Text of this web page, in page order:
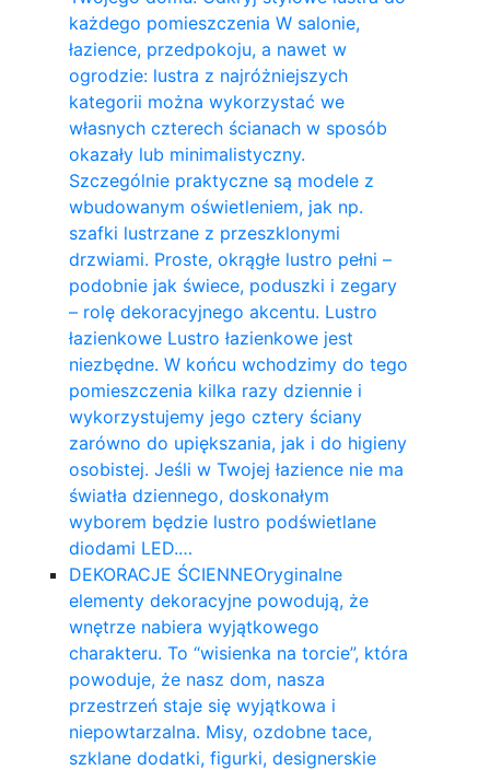
każdego pomieszczenia W salonie,
łazience, przedpokoju, a nawet w
ogrodzie: lustra z najróżniejszych
kategorii można wykorzystać we
własnych czterech ścianach w sposób
okazały lub minimalistyczny.
Szczególnie praktyczne są modele z
wbudowanym oświetleniem, jak np.
szafki lustrzane z przeszklonymi
drzwiami. Proste, okrągłe lustro pełni –
podobnie jak świece, poduszki i zegary
– rolę dekoracyjnego akcentu. Lustro
łazienkowe Lustro łazienkowe jest
niezbędne. W końcu wchodzimy do tego
pomieszczenia kilka razy dziennie i
wykorzystujemy jego cztery ściany
zarówno do upiększania, jak i do higieny
osobistej. Jeśli w Twojej łazience nie ma
światła dziennego, doskonałym
wyborem będzie lustro podświetlane
diodami LED.…
DEKORACJE ŚCIENNEOryginalne
elementy dekoracyjne powodują, że
wnętrze nabiera wyjątkowego
charakteru. To “wisienka na torcie”, która
powoduje, że nasz dom, nasza
przestrzeń staje się wyjątkowa i
niepowtarzalna. Misy, ozdobne tace,
szklane dodatki, figurki, designerskie